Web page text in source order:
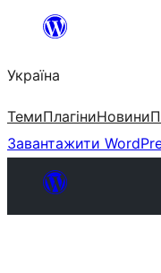
Перейти
вмісту
Україна
ТемиПлагіниНовини
Завантажити